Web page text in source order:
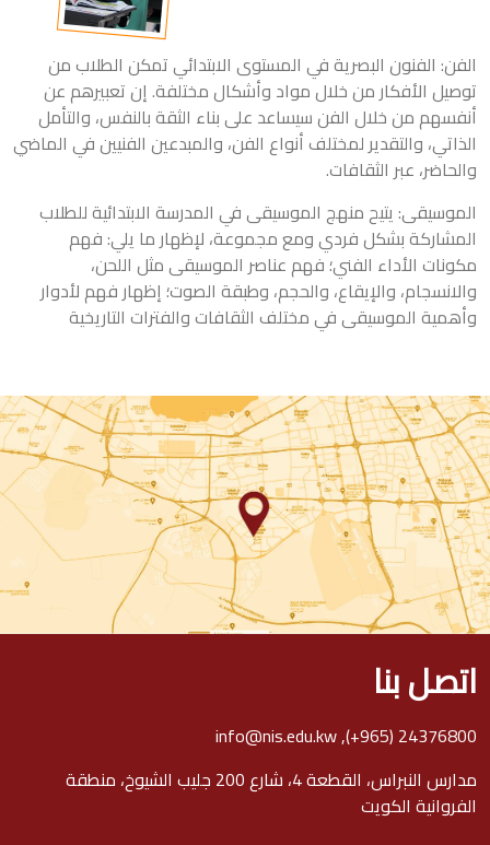
الفن: الفنون البصرية في المستوى الابتدائي تمكن الطلاب من
توصيل الأفكار من خلال مواد وأشكال مختلفة. إن تعبيرهم عن
أنفسهم من خلال الفن سيساعد على بناء الثقة بالنفس، والتأمل
الذاتي، والتقدير لمختلف أنواع الفن، والمبدعين الفنيين في الماضي
والحاضر، عبر الثقافات.
الموسيقى: يتيح منهج الموسيقى في المدرسة الابتدائية للطلاب
المشاركة بشكل فردي ومع مجموعة، لإظهار ما يلي: فهم
مكونات الأداء الفني؛ فهم عناصر الموسيقى مثل اللحن،
والانسجام، والإيقاع، والحجم، وطبقة الصوت؛ إظهار فهم لأدوار
وأهمية الموسيقى في مختلف الثقافات والفترات التاريخية
اتصل بنا
(+965) 24376800
,
info@nis.edu.kw
مدارس النبراس، القطعة 4، شارع 200 جليب الشيوخ، منطقة
الفروانية الكويت